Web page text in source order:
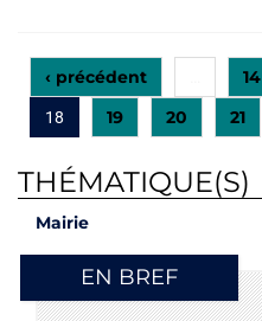
‹ précédent 14
18 19 20 21
THÉMATIQUE(S)
Mairie
EN BREF